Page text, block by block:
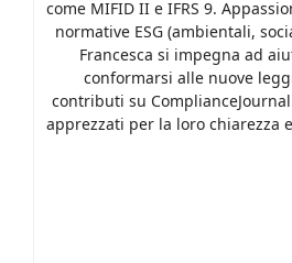
come MIFID II e IFRS 9.
normative ESG (ambientali,
Francesca si impegna ad
conformarsi alle nuove
contributi su
apprezzati per la loro chiarezza